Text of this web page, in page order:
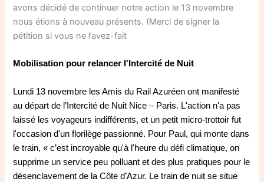
avons décidé de continuer notre action le 13 novembre
nous étions à nouveau présents. (Merci de signer la
pétition si vous ne l’avez-fait
Mobilisation pour relancer l'Intercité de Nuit
Lundi 13 novembre les Amis du Rail Azuréen ont manifesté
au départ de l’Intercité de Nuit Nice – Paris. L'action n'a pas
laissé les voyageurs indifférents, et un petit micro-trottoir fut
l'occasion d'un florilège passionné. Pour Paul, qui monte dans
le train, « c’est incroyable qu'à l'heure du défi climatique, on
supprime un service peu polluant et des plus pratiques pour le
désenclavement de la Côte d’Azur. Le train de nuit se situe